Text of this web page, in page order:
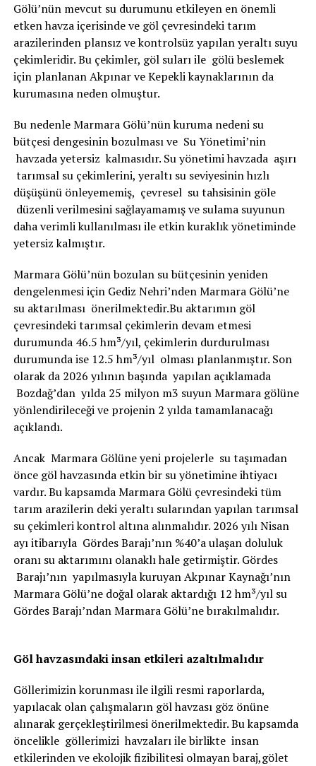
Gölü’nün mevcut su durumunu etkileyen en önemli
etken havza içerisinde ve göl çevresindeki tarım
arazilerinden plansız ve kontrolsüz yapılan yeraltı suyu
çekimleridir. Bu çekimler, göl suları ile gölü beslemek
için planlanan Akpınar ve Kepekli kaynaklarının da
kurumasına neden olmuştur.
Bu nedenle Marmara Gölü’nün kuruma nedeni su
bütçesi dengesinin bozulması ve Su Yönetimi’nin
havzada yetersiz kalmasıdır. Su yönetimi havzada aşırı
tarımsal su çekimlerini, yeraltı su seviyesinin hızlı
düşüşünü önleyememiş, çevresel su tahsisinin göle
düzenli verilmesini sağlayamamış ve sulama suyunun
daha verimli kullanılması ile etkin kuraklık yönetiminde
yetersiz kalmıştır.
Marmara Gölü’nün bozulan su bütçesinin yeniden
dengelenmesi için Gediz Nehri’nden Marmara Gölü’ne
su aktarılması önerilmektedir.Bu aktarımın göl
çevresindeki tarımsal çekimlerin devam etmesi
durumunda 46.5 hm³/yıl, çekimlerin durdurulması
durumunda ise 12.5 hm³/yıl olması planlanmıştır. Son
olarak da 2026 yılının başında yapılan açıklamada
Bozdağ’dan yılda 25 milyon m3 suyun Marmara gölüne
yönlendirileceği ve projenin 2 yılda tamamlanacağı
açıklandı.
Ancak Marmara Gölüne yeni projelerle su taşımadan
önce göl havzasında etkin bir su yönetimine ihtiyacı
vardır. Bu kapsamda Marmara Gölü çevresindeki tüm
tarım arazilerin deki yeraltı sularından yapılan tarımsal
su çekimleri kontrol altına alınmalıdır. 2026 yılı Nisan
ayı itibarıyla Gördes Barajı’nın %40’a ulaşan doluluk
oranı su aktarımını olanaklı hale getirmiştir. Gördes
Barajı’nın yapılmasıyla kuruyan Akpınar Kaynağı’nın
Marmara Gölü’ne doğal olarak aktardığı 12 hm³/yıl su
Gördes Barajı’ndan Marmara Gölü’ne bırakılmalıdır.
Göl havzasındaki insan etkileri azaltılmalıdır
Göllerimizin korunması ile ilgili resmi raporlarda,
yapılacak olan çalışmaların göl havzası göz önüne
alınarak gerçekleştirilmesi önerilmektedir. Bu kapsamda
öncelikle göllerimizi havzaları ile birlikte insan
etkilerinden ve ekolojik fizibilitesi olmayan baraj,gölet